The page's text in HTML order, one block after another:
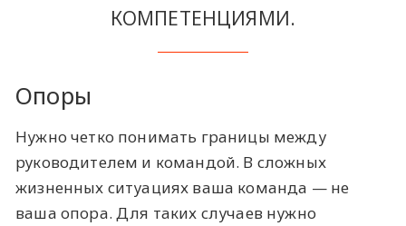
КОМПЕТЕНЦИЯМИ.
Опоры
Нужно четко понимать границы между
руководителем и командой. В сложных
жизненных ситуациях ваша команда — не
ваша опора. Для таких случаев нужно